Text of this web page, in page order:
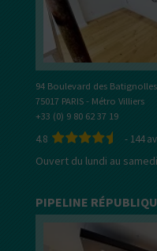
94 Boulevard des Batignolles
75017 PARIS - Métro Villiers
+33 (0) 9 80 62 37 19
4.8 - 144
Ouvert du lundi au
PIPELINE